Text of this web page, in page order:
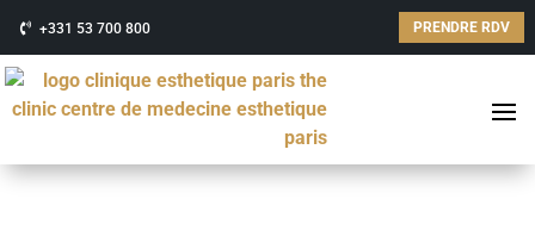
+331 53 700 800 PRENDRE RDV